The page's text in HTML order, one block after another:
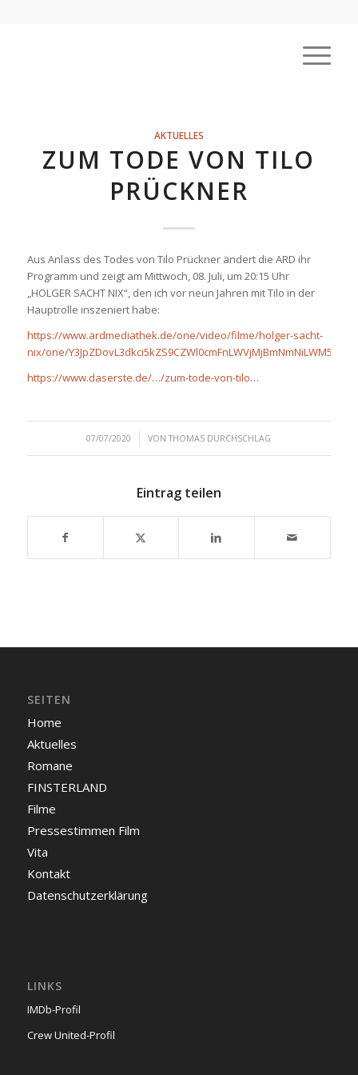
AKTUELLES
ZUM TODE VON TILO
PRÜCKNER
Aus Anlass des Todes von Tilo Prückner ändert die ARD ihr
Programm und zeigt am Mittwoch, 08. Juli, um 20:15 Uhr
„HOLGER SACHT NIX“, den ich vor neun Jahren mit Tilo in der
Hauptrolle inszeniert habe:
https://www.ardmediathek.de/one/video/filme/holger-sacht-
nix/one/
https://www.daserste.de/…/zum-tode-von-tilo…
07/07/2020
/ VONTHOMAS DURCHSCHLAG
Eintrag teilen
SEITEN
Home
Aktuelles
Romane
FINSTERLAND
Filme
Pressestimmen Film
Vita
Kontakt
Datenschutzerklärung
LINKS
IMDb-Profil
Crew United-Profil